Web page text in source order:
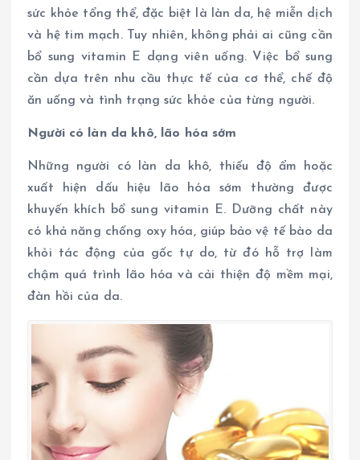
sức khỏe tổng thể, đặc biệt là làn da, hệ miễn dịch
và hệ tim mạch. Tuy nhiên, không phải ai cũng cần
bổ sung vitamin E dạng viên uống. Việc bổ sung
cần dựa trên nhu cầu thực tế của cơ thể, chế độ
ăn uống và tình trạng sức khỏe của từng người.
Người có làn da khô, lão hóa sớm
Những người có làn da khô, thiếu độ ẩm hoặc
xuất hiện dấu hiệu lão hóa sớm thường được
khuyến khích bổ sung vitamin E. Dưỡng chất này
có khả năng chống oxy hóa, giúp bảo vệ tế bào da
khỏi tác động của gốc tự do, từ đó hỗ trợ làm
chậm quá trình lão hóa và cải thiện độ mềm mại,
đàn hồi của da.